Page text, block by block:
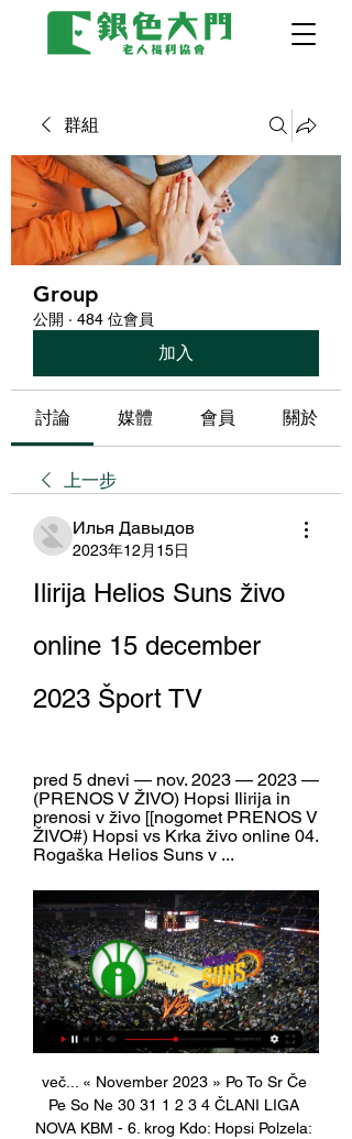
群組
Group
公開 · 484 位會員
加入
討論 媒體 會員 關於
上一步
Илья Давыдов
2023年12月15日
Ilirija Helios Suns živo
online 15 december
2023 Šport TV
pred 5 dnevi — nov. 2023 — 2023 —
(PRENOS V ŽIVO) Hopsi Ilirija in
prenosi v živo [[nogomet PRENOS V
ŽIVO#) Hopsi vs Krka živo online 04.
Rogaška Helios Suns v ...
več... « November 2023 » Po To Sr Če
Pe So Ne 30 31 1 2 3 4 ČLANI LIGA
NOVA KBM - 6. krog Kdo: Hopsi Polzela: